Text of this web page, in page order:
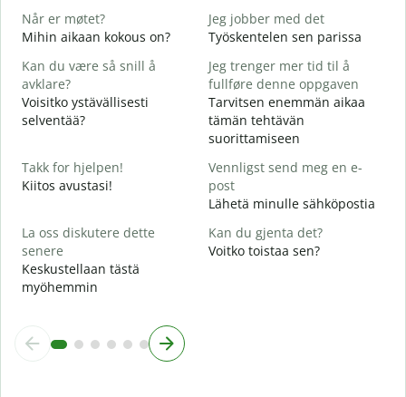
Når er møtet?
Mihin aikaan kokous on?
Jeg jobber med det
Työskentelen sen parissa
Kan du være så snill å
avklare?
Voisitko ystävällisesti
selventää?
Jeg trenger mer tid til å
fullføre denne oppgaven
Tarvitsen enemmän aikaa
tämän tehtävän
suorittamiseen
Takk for hjelpen!
Kiitos avustasi!
Vennligst send meg en e-
post
Lähetä minulle sähköpostia
La oss diskutere dette
senere
Keskustellaan tästä
myöhemmin
Kan du gjenta det?
Voitko toistaa sen?